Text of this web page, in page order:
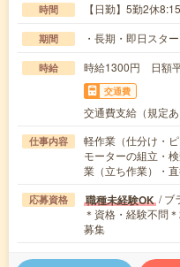
時間 【日勤】5勤2休
期間 ・長期・即日スタ
時給 時給1300円 日額
交通費
交通費支給（規定あ
仕事内容
軽作業（仕分け・
モーターの組立・
業（立ち作業）・
応募資格 職種未経験OK / ブ
＊資格・経験不問
募集